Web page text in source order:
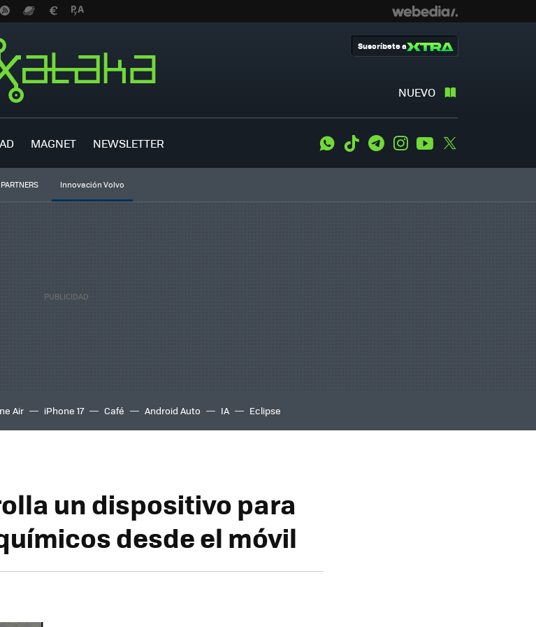
NUEVO
Suscríbete a
MAGNET NEWSLETTER WhatsApp
Tiktok TelegramInstagramYoutube
PARTNERS Innovación Volvo
Air iPhone 17 Café Android Auto IA Eclipse
un dispositivo para
desde el móvil